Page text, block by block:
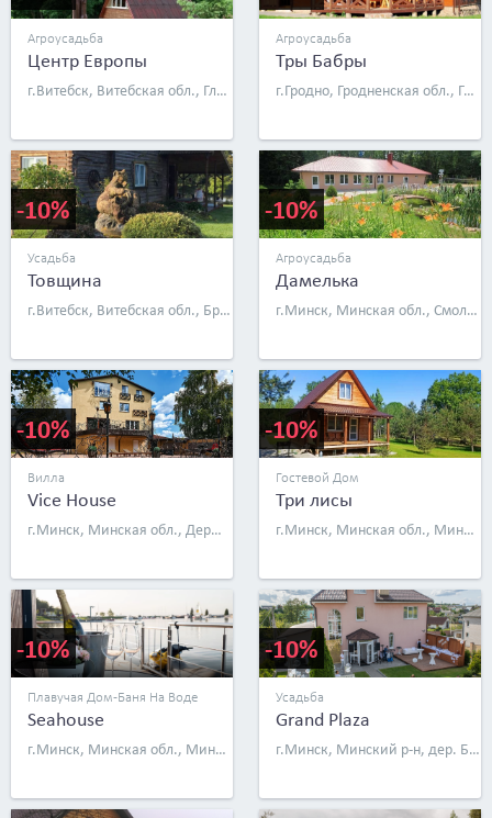
Агроусадьба
Центр Европы
г.Витебск, Витебская обл., Глубокский р-н, д. Ивесь, ул. Школьная, д. 1а
Агроусадьба
Тры Бабры
г.Гродно, Гродненская обл., Гродненский р-н, дер. Салатье, д. 34
-10%
Усадьба
Товщина
г.Витебск, Витебская обл., Браславский р-н, д. Товщина
-10%
Агроусадьба
Дамелька
г.Минск, Минская обл., Смолевичский р-н, дер. Багута
-10%
Вилла
Vice House
г.Минск, Минская обл., Держинский р-н, дер. Перхурово, ул. Луговая, д. 25
-10%
Гостевой Дом
Три лисы
г.Минск, Минская обл., Минский р-н, дер. Воловщина, Центральная ул., д. 34
-10%
Плавучая Дом-Баня На Воде
Seahouse
г.Минск, Минская обл., Минский р-н, д. Заречье-1, д. 48
-10%
Усадьба
Grand Plaza
г.Минск, Минский р-н, дер. Большой Тростенец, Совхозная ул., д. 63